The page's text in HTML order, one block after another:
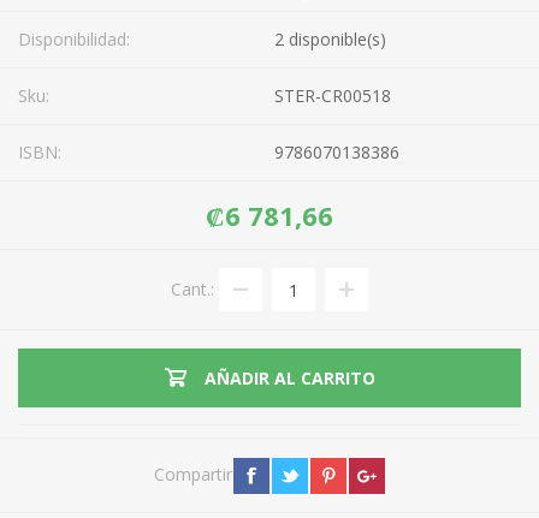
Disponibilidad: 2 disponible(s)
Sku: STER-CR00518
ISBN: 9786070138386
₡6 781,66
Cant.:
AÑADIR AL CARRITO
Compartir